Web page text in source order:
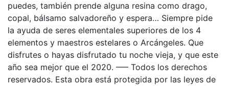
puedes, también prende alguna resina como drago,
copal, bálsamo salvadoreño y espera… Siempre pide
la ayuda de seres elementales superiores de los 4
elementos y maestros estelares o Arcángeles. Que
disfrutes o hayas disfrutado tu noche vieja, y que este
año sea mejor que el 2020. —– Todos los derechos
reservados. Esta obra está protegida por las leyes de